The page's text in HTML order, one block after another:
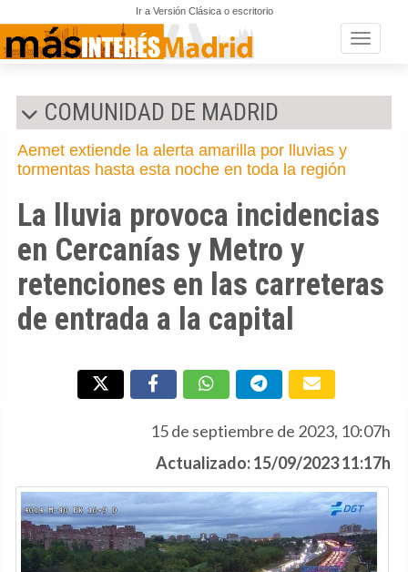
Ir a Versión Clásica o escritorio
Toggle
COMUNIDAD DE MADRID
Aemet extiende la alerta amarilla por lluvias y
tormentas hasta esta noche en toda la región
La lluvia provoca incidencias
en Cercanías y Metro y
retenciones en las carreteras
de entrada a la capital
15 de septiembre de 2023, 10:07h
Actualizado: 15/09/2023 11:17h